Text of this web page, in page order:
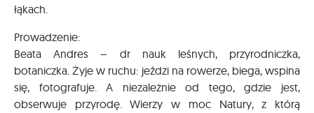
łąkach.
Prowadzenie:
Beata Andres – dr nauk leśnych, przyrodniczka,
botaniczka. Żyje w ruchu: jeździ na rowerze, biega, wspina
się, fotografuje. A niezależnie od tego, gdzie jest,
obserwuje przyrodę. Wierzy w moc Natury, z którą